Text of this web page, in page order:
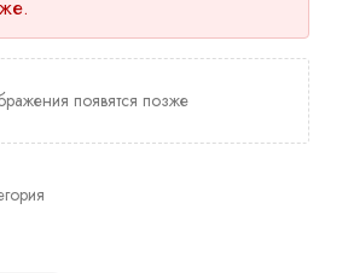
появятся позже